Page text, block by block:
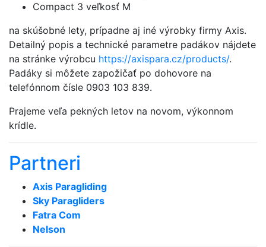
Compact 3 veľkosť M
na skúšobné lety, prípadne aj iné výrobky firmy Axis.
Detailný popis a technické parametre padákov nájdete
na stránke výrobcu https://axispara.cz/products/.
Padáky si môžete zapožičať po dohovore na
telefónnom čísle 0903 103 839.
Prajeme veľa pekných letov na novom, výkonnom
krídle.
Partneri
Axis Paragliding
Sky Paragliders
Fatra Com
Nelson